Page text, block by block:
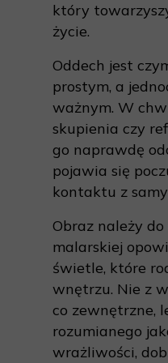
który
życie.
Oddech jest
prostym, a
ważnym. W
skupienia czy
go naprawdę
pojawia się
kontaktu z
Obraz należy do
malarskiej
świetle, które
wnętrzu. Nie z
co zewnętrzne,
rozumianego
wrażliwości,